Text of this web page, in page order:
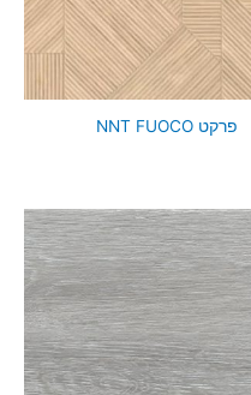
פרקט NNT FUOCO